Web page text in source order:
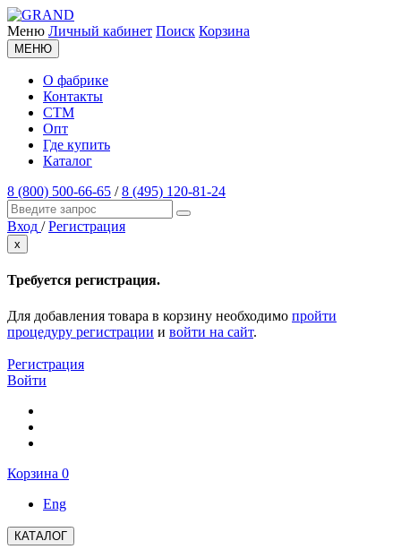
Меню Личный кабинет Поиск Корзина
МЕНЮ
О фабрике
Контакты
СТМ
Опт
Где купить
Каталог
8 (800) 500-66-65 /8 (495) 120-81-24
Вход / Регистрация
x
Требуется регистрация.
Для добавления товара в корзину необходимо пройти
процедуру регистрации и войти на сайт.
Регистрация
Войти
Корзина 0
Eng
КАТАЛОГ